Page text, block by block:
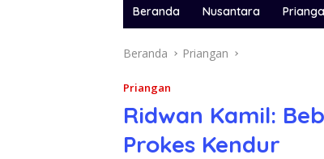
Beranda Nusantara
Beranda Priangan
Priangan
Ridwan Kamil:
Prokes Kendur